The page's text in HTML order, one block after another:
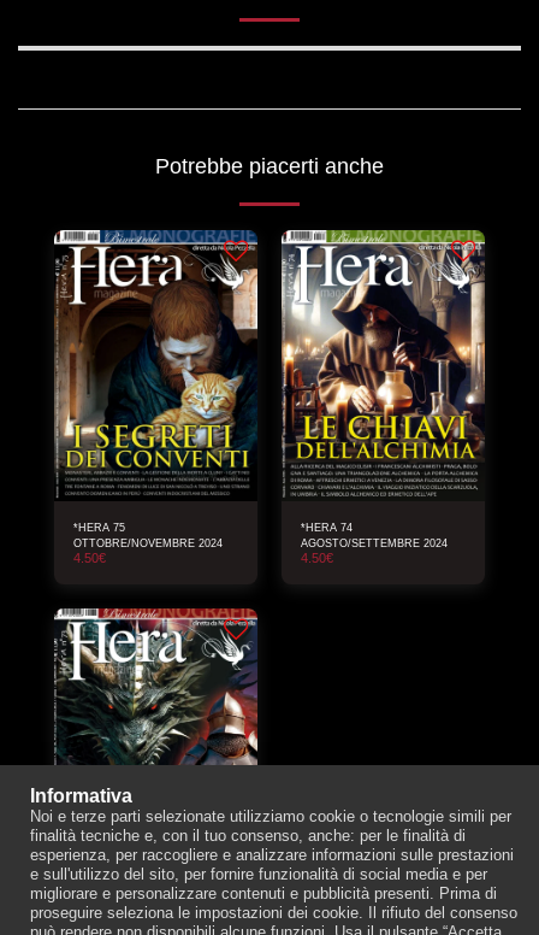
Informativa
Noi e terze parti selezionate utilizziamo cookie o tecnologie simili per
finalità tecniche e, con il tuo consenso, anche: per le finalità di
esperienza, per raccogliere e analizzare informazioni sulle prestazioni
e sull'utilizzo del sito, per fornire funzionalità di social media e per
migliorare e personalizzare contenuti e pubblicità presenti. Prima di
proseguire seleziona le impostazioni dei cookie. Il rifiuto del consenso
Potrebbe piacerti anche
*HERA 75
OTTOBRE/NOVEMBRE 2024
4.50€
*HERA 74
AGOSTO/SETTEMBRE 2024
4.50€
*HERA 73 GIUGNO/LUGLIO
2024